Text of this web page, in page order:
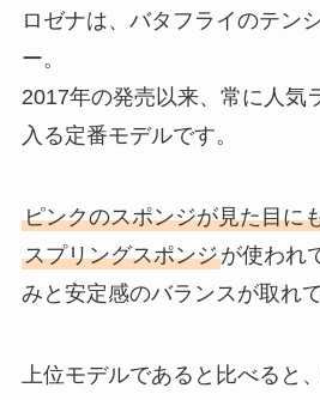
ロゼナは、バタフライのテン
ー。
2017年の発売以来、常に人気
入る定番モデルです。
ピンクのスポンジが見た目に
スプリングスポンジが使われ
みと安定感のバランスが取れて
上位モデルであると比べると